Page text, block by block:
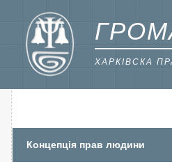
ХАРКІВСКА
Концепція прав людини